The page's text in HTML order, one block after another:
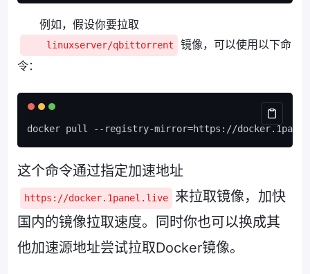
例如，假设你要拉取
linuxserver/qbittorrent
镜像，可以使用以下命
令：
docker pull --registry-mirror=https://
这个命令通过指定加速地址
https://docker.1panel.live
来拉取镜像，加快
国内的镜像拉取速度。同时你也可以换成其
他加速源地址尝试拉取Docker镜像。